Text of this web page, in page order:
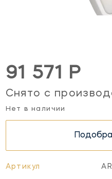
91 571 Р
Снято с
Нет в наличии
Артикул